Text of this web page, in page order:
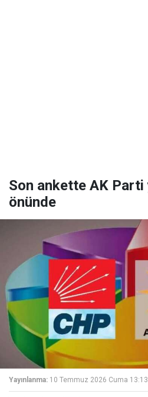
Son ankette AK Parti
önünde
Yayınlanma: 10 Temmuz 2026 Cuma 13:13